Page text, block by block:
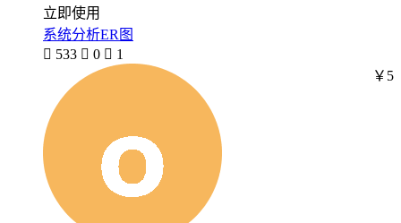
立即使用
系统分析ER图
 533  0  1
￥5